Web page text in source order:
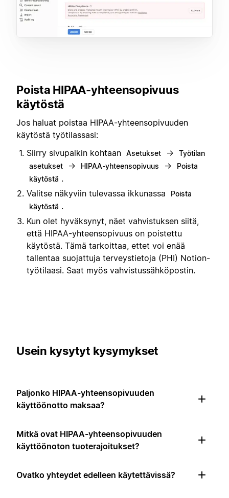
Poista HIPAA-yhteensopivuus
käytöstä
Jos haluat poistaa HIPAA-yhteensopivuuden
käytöstä työtilassasi:
Siirry sivupalkin kohtaan Asetukset →
Työtilan
asetukset
→ HIPAA-yhteensopivuus →
Poista
käytöstä .
Valitse näkyviin tulevassa ikkunassa
Poista
käytöstä .
Kun olet hyväksynyt, näet vahvistuksen siitä,
että HIPAA-yhteensopivuus on poistettu
käytöstä. Tämä tarkoittaa, ettet voi enää
tallentaa suojattuja terveystietoja (PHI) Notion-
työtilaasi. Saat myös vahvistussähköpostin.
Usein kysytyt kysymykset
Paljonko HIPAA-yhteensopivuuden
käyttöönotto maksaa?
Mitkä ovat HIPAA-yhteensopivuuden
käyttöönoton tuoterajoitukset?
Ovatko yhteydet edelleen käytettävissä?